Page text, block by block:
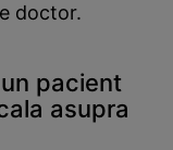
doctor.
pacient
asupra